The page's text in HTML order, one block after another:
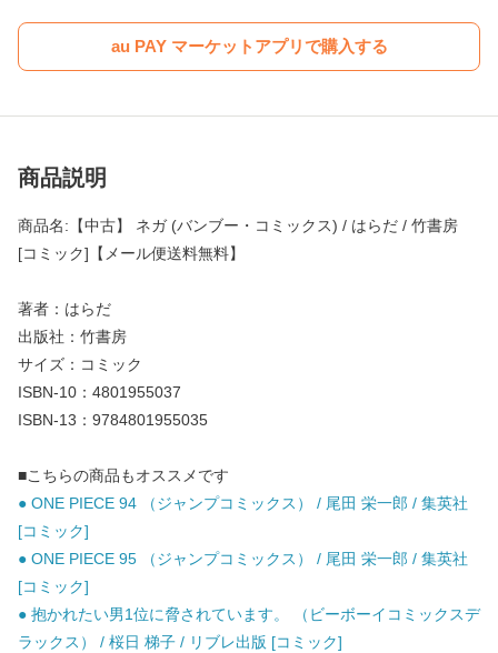
au PAY マーケットアプリで購入する
商品説明
商品名:【中古】 ネガ (バンブー・コミックス) / はらだ / 竹書房
[コミック]【メール便送料無料】
著者：はらだ
出版社：竹書房
サイズ：コミック
ISBN-10：4801955037
ISBN-13：9784801955035
■こちらの商品もオススメです
● ONE PIECE 94 （ジャンプコミックス） / 尾田 栄一郎 / 集英社
[コミック]
● ONE PIECE 95 （ジャンプコミックス） / 尾田 栄一郎 / 集英社
[コミック]
● 抱かれたい男1位に脅されています。 （ビーボーイコミックスデ
ラックス） / 桜日 梯子 / リブレ出版 [コミック]